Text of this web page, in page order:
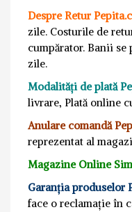
Despre Retur
zile. Costurile de
cumpărator. Banii
zile.
Modalități de plată
livrare, Plată online
Anulare comandă
reprezentat al
Magazine Online
Garanția produselor
face o reclamație în